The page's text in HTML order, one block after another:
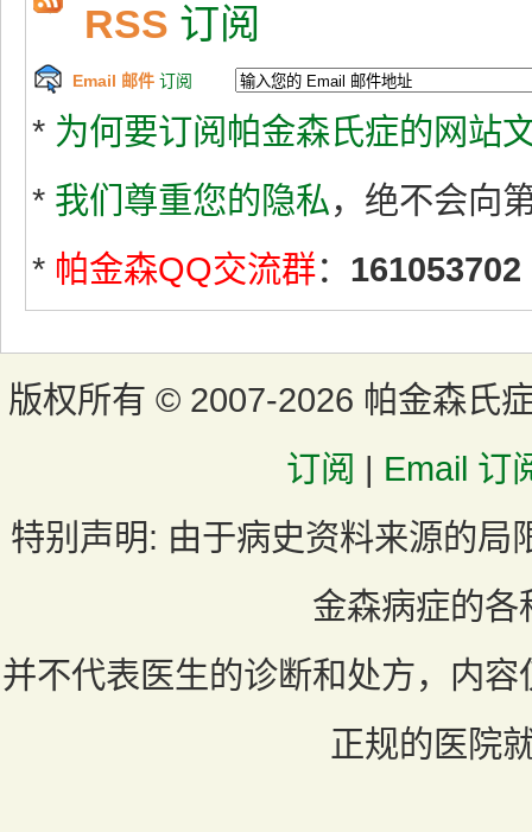
RSS 订阅
Email 邮件 订阅
* 为何要订阅帕金森氏症的网站
* 我们尊重您的隐私，绝不会向
* 帕金森QQ交流群： 161053702
版权所有 © 2007-2026 帕金森氏
订阅 | Email 订
特别声明: 由于病史资料来源的局
金森病症的各
并不代表医生的诊断和处方，内
正规的医院